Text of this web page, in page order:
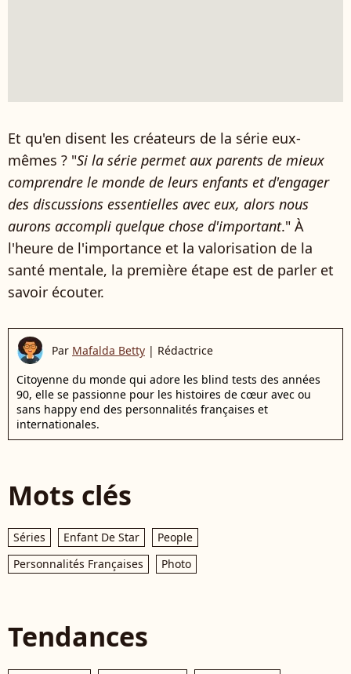
Et qu'en disent les créateurs de la série eux-
mêmes ? "Si la série permet aux parents de mieux
comprendre le monde de leurs enfants et d'engager
des discussions essentielles avec eux, alors nous
aurons accompli quelque chose d'important." À
l'heure de l'importance et la valorisation de la
santé mentale, la première étape est de parler et
savoir écouter.
Par Mafalda Betty | Rédactrice
Citoyenne du monde qui adore les blind tests des années
90, elle se passionne pour les histoires de cœur avec ou
sans happy end des personnalités françaises et
internationales.
Mots clés
Séries Enfant De Star
People
Personnalités Françaises
Photo
Tendances